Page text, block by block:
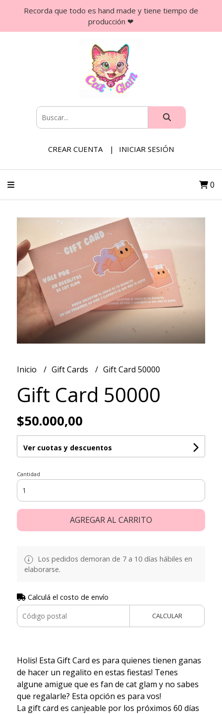
Recorda que todo es hand made y tiene tiempo de
producción ❤
CREAR CUENTA INICIAR SESIÓN
0
Inicio Gift Cards Gift Card 50000
Gift Card 50000
$50.000,00
Ver cuotas y descuentos
Cantidad
AGREGAR AL CARRITO
Los pedidos demoran de 7 a 10 días hábiles en
elaborarse.
Calculá el costo de envío
CALCULAR
Holis! Esta Gift Card es para quienes tienen ganas
de hacer un regalito en estas fiestas! Tenes
algune amigue que es fan de cat glam y no sabes
que regalarle? Esta opción es para vos!
La gift card es canjeable por los próximos 60 días